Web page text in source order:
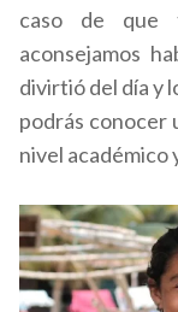
caso de que
aconsejamos
divirtió del día y
podrás conocer
nivel académico